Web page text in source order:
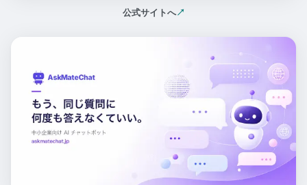
公式サイトへ↗
（新しいタブで開く）